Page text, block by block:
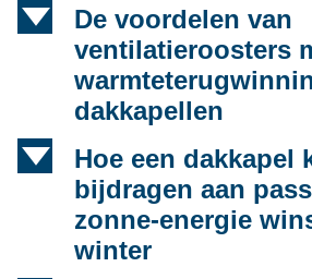
d
De voordelen van
ventilatieroosters
dakkapellen
d
Hoe een dakkapel
bijdragen aan
zonne-energie
winter